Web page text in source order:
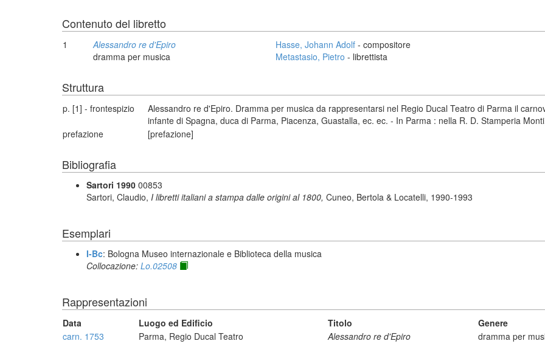
Contenuto del libretto
1
Alessandro re d'Epiro
dramma per musica
Hasse, Johann Adolf - compositore
Metastasio, Pietro - librettista
Struttura
p. [1] - frontespizio
Alessandro re d'Epiro. Dramma per musica da rappresentarsi nel Regio Ducal Teatro di Parma il
infante di Spagna, duca di Parma, Piacenza, Guastalla, ec. ec. - In Parma : nella R. D. Stamperia
prefazione
[prefazione]
Bibliografia
Sartori 1990 00853
Sartori, Claudio, I libretti italiani a stampa dalle origini al 1800, Cuneo, Bertola & Locatelli, 1990-1993
Esemplari
I-Bc: Bologna Museo internazionale e Biblioteca della musica
Collocazione: Lo.02508
Rappresentazioni
Data Luogo ed Edificio Titolo Genere
carn. 1753
Parma, Regio Ducal Teatro Alessandro re d'Epiro dramma per